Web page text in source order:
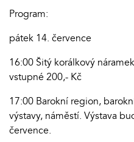
Program:
pátek 14. července
16:00 Šitý korálkový
vstupné 200,- Kč
17:00 Barokní region,
výstavy, náměstí. Výstava
července.